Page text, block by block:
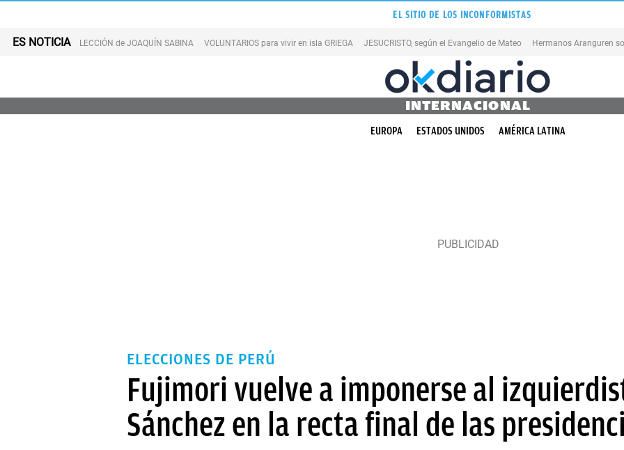
EL SITIO DE LOS INCONFORMISTAS
ES NOTICIA LECCIÓN de JOAQUÍN SABINA VOLUNTARIOS para vivir en isla GRIEGA JESUCRISTO, según el Evangelio de Mateo Hermanos Aranguren
INTERNACIONAL
EUROPA ESTADOS UNIDOS AMÉRICA LATINA
ELECCIONES DE PERÚ
Fujimori vuelve a imponerse al
Sánchez en la recta final de las